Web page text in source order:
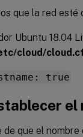
que la red
Ubuntu 18.04
cloud/
true
que el